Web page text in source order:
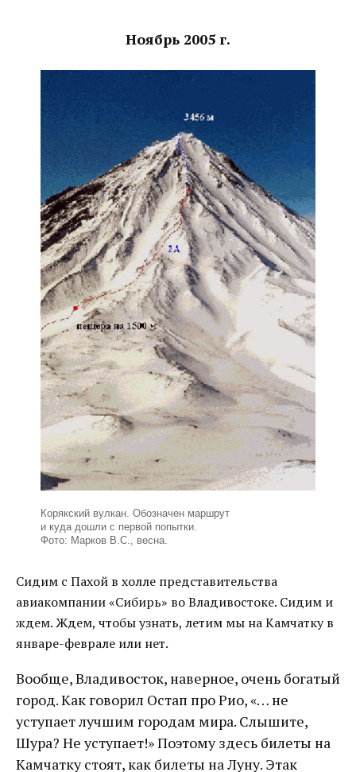
Ноябрь 2005 г.
Корякский вулкан. Обозначен маршрут
и куда дошли с первой попытки.
Фото: Марков В.С., весна.
Сидим с Пахой в холле представительства
авиакомпании «Сибирь» во Владивостоке. Сидим и
ждем. Ждем, чтобы узнать, летим мы на Камчатку в
январе-феврале или нет.
Вообще, Владивосток, наверное, очень богатый
город. Как говорил Остап про Рио, «… не
уступает лучшим городам мира. Слышите,
Шура? Не уступает!» Поэтому здесь билеты на
Камчатку стоят, как билеты на Луну. Этак